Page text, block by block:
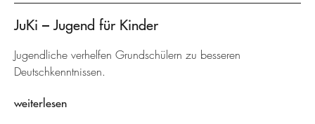
JuKi – Jugend für Kinder
Jugendliche verhelfen Grundschülern zu besseren
Deutschkenntnissen.
weiterlesen